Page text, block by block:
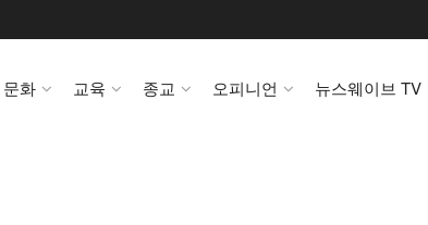
문화 교육 종교 오피니언 뉴스웨이브 TV